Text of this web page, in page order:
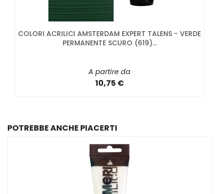
COLORI ACRILICI AMSTERDAM EXPERT TALENS - VERDE
PERMANENTE SCURO (619)...
A partire da
10,75 €
POTREBBE ANCHE PIACERTI